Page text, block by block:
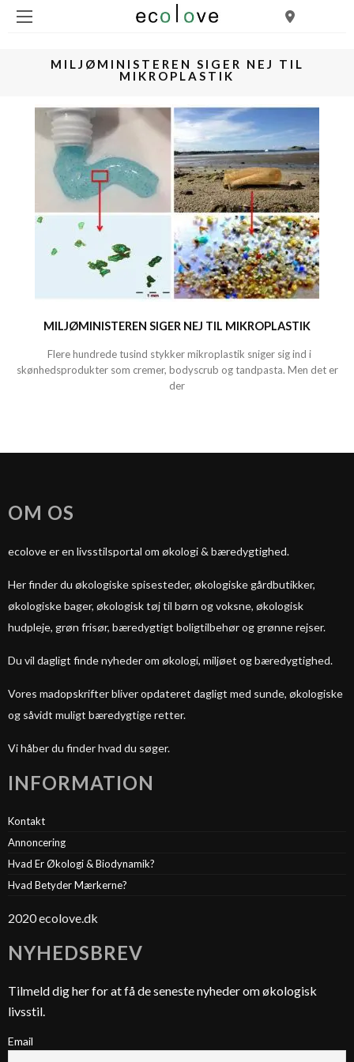
MILJØMINISTEREN SIGER NEJ TIL
MIKROPLASTIK
MILJØMINISTEREN SIGER NEJ TIL MIKROPLASTIK
Flere hundrede tusind stykker mikroplastik sniger sig ind i
skønhedsprodukter som cremer, bodyscrub og tandpasta. Men det er
der
OM OS
ecolove er en livsstilsportal om økologi & bæredygtighed.
Her finder du økologiske spisesteder, økologiske gårdbutikker,
økologiske bager, økologisk tøj til børn og voksne, økologisk
hudpleje, grøn frisør, bæredygtigt boligtilbehør og grønne rejser.
Du vil dagligt finde nyheder om økologi, miljøet og bæredygtighed.
Vores madopskrifter bliver opdateret dagligt med sunde, økologiske
og såvidt muligt bæredygtige retter.
Vi håber du finder hvad du søger.
INFORMATION
Kontakt
Annoncering
Hvad Er Økologi & Biodynamik?
Hvad Betyder Mærkerne?
2020 ecolove.dk
NYHEDSBREV
Tilmeld dig her for at få de seneste nyheder om økologisk
livsstil.
Email